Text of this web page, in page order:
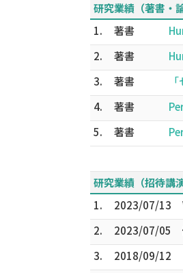
研究業績（著書・
1.
著書
2.
著書
3.
著書
4.
著書
5.
著書
研究業績（招待講演
1.
2023/07/13
2.
2023/07/05
3.
2018/09/12